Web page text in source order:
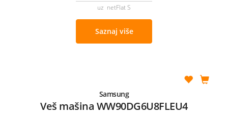
uz netFlat S
Saznaj više
Samsung
Veš mašina WW90DG6U8FLEU4